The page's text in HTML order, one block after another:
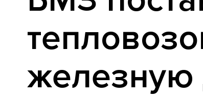
железную